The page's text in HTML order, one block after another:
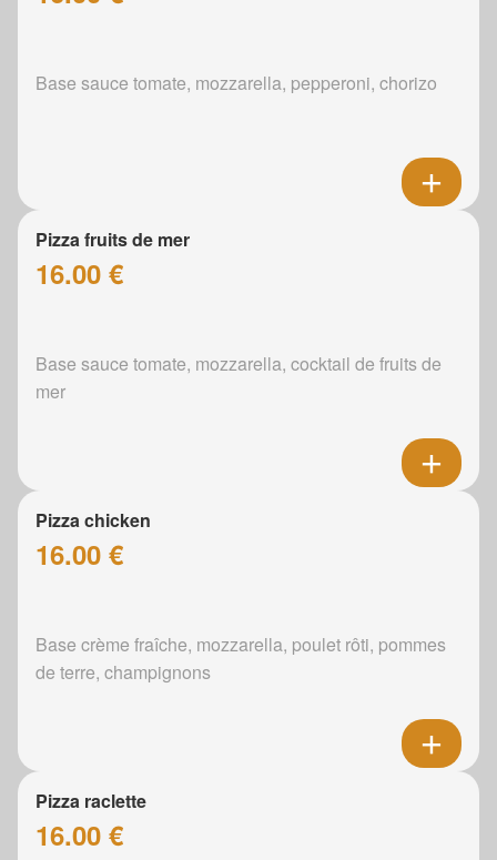
Base sauce tomate, mozzarella, pepperoni, chorizo
Pizza fruits de mer
16.00 €
Base sauce tomate, mozzarella, cocktail de fruits de
mer
Pizza chicken
16.00 €
Base crème fraîche, mozzarella, poulet rôti, pommes
de terre, champignons
Pizza raclette
16.00 €